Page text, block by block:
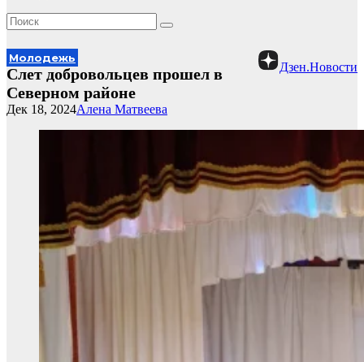
Дзен.Новости
Молодежь
Слет добровольцев прошел в
Северном районе
Алена Матвеева
Дек 18, 2024